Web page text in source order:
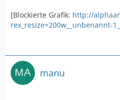
[Blockierte Grafik: http://
rex_resize=200w__unbenannt-
manu